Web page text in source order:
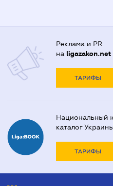
Реклама и PR
на ligazakon.net
ТАРИФЫ
Национальный
каталог Украины
ТАРИФЫ